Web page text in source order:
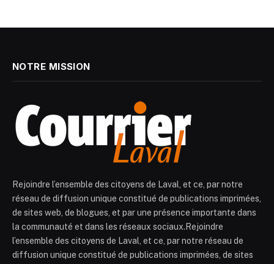
NOTRE MISSION
Rejoindre l’ensemble des citoyens de Laval, et ce, par notre
réseau de diffusion unique constitué de publications imprimées,
de sites web, de blogues, et par une présence importante dans
la communauté et dans les réseaux sociaux.Rejoindre
l’ensemble des citoyens de Laval, et ce, par notre réseau de
diffusion unique constitué de publications imprimées, de sites